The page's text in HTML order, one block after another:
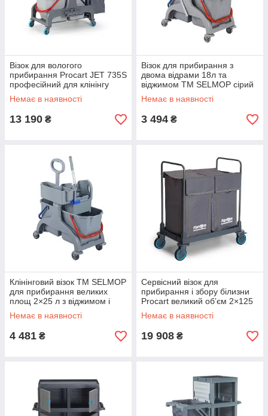
Візок для вологого
прибирання Procart JET 735S
професійний для клінінгу
великих приміщень
Немає в наявності
13 190 ₴
Візок для прибирання з
двома відрами 18л та
віджимом TM SELMOP сірий
Немає в наявності
3 494 ₴
Клінінговий візок TM SELMOP
для прибирання великих
площ 2×25 л з віджимом і
кошиком для хімії
Немає в наявності
4 481 ₴
Сервісний візок для
прибирання і збору білизни
Procart великий об’єм 2×125
л
Немає в наявності
19 908 ₴